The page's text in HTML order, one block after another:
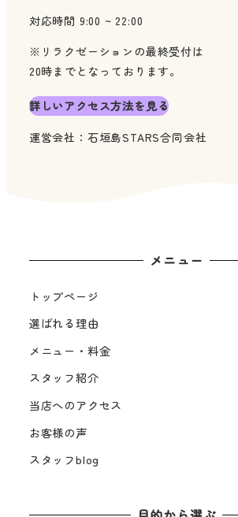
対応時間 9:00 ~ 22:00
※リラクゼーションの最終受付は
20時までとなっております。
詳しいアクセス方法を見る
運営会社：石垣島STARS合同会社
メニュー
トップページ
選ばれる理由
メニュー・料金
スタッフ紹介
当店へのアクセス
お客様の声
スタッフblog